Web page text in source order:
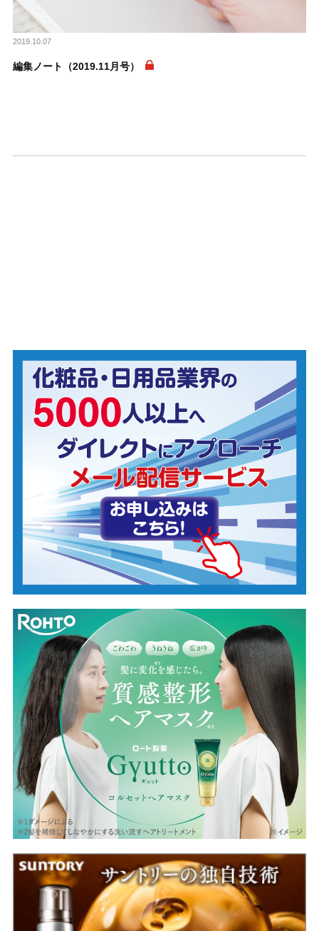
2019.10.07
編集ノート（2019.11月号）